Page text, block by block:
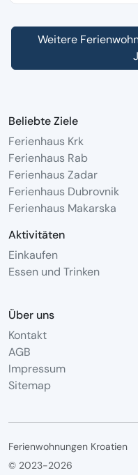
Weitere
Beliebte Ziele
Ferienhaus Krk
Ferienhaus Rab
Ferienhaus Zadar
Ferienhaus Dubrovnik
Ferienhaus Makarska
Aktivitäten
Einkaufen
Essen und Trinken
Über uns
Kontakt
AGB
Impressum
Sitemap
Ferienwohnungen Kroatien
© 2023-2026